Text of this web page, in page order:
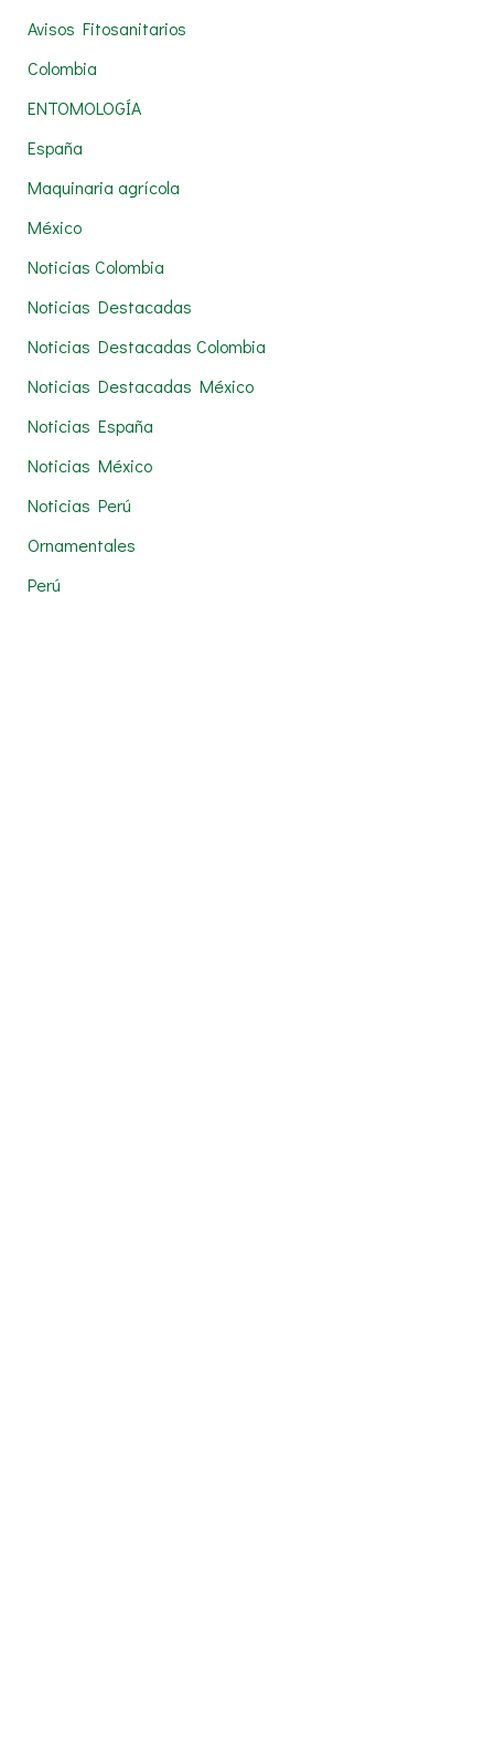
p
o
r
:
Avisos Fitosanitarios
Colombia
ENTOMOLOGÍA
España
Maquinaria agrícola
México
Noticias Colombia
Noticias Destacadas
Noticias Destacadas Colombia
Noticias Destacadas México
Noticias España
Noticias México
Noticias Perú
Ornamentales
Perú